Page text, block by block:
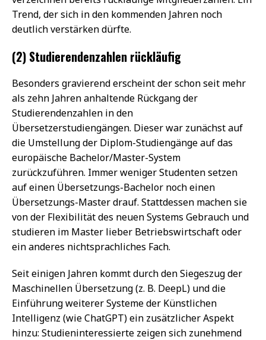
Trend, der sich in den kommenden Jahren noch
deutlich verstärken dürfte.
(2) Studierendenzahlen rückläufig
Besonders gravierend erscheint der schon seit mehr
als zehn Jahren anhaltende Rückgang der
Studierendenzahlen in den
Übersetzerstudiengängen. Dieser war zunächst auf
die Umstellung der Diplom-Studiengänge auf das
europäische Bachelor/Master-System
zurückzuführen. Immer weniger Studenten setzen
auf einen Übersetzungs-Bachelor noch einen
Übersetzungs-Master drauf. Stattdessen machen sie
von der Flexibilität des neuen Systems Gebrauch und
studieren im Master lieber Betriebswirtschaft oder
ein anderes nichtsprachliches Fach.
Seit einigen Jahren kommt durch den Siegeszug der
Maschinellen Übersetzung (z. B. DeepL) und die
Einführung weiterer Systeme der Künstlichen
Intelligenz (wie ChatGPT) ein zusätzlicher Aspekt
hinzu: Studieninteressierte zeigen sich zunehmend